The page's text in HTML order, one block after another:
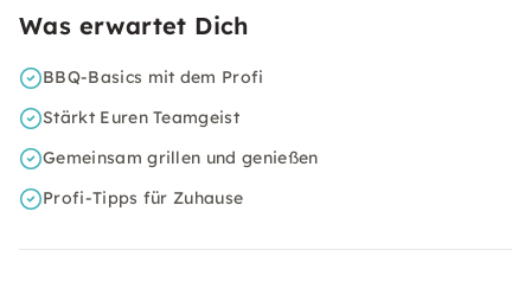
Was erwartet Dich
BBQ-Basics mit dem Profi
Stärkt Euren Teamgeist
Gemeinsam grillen und genießen
Profi-Tipps für Zuhause